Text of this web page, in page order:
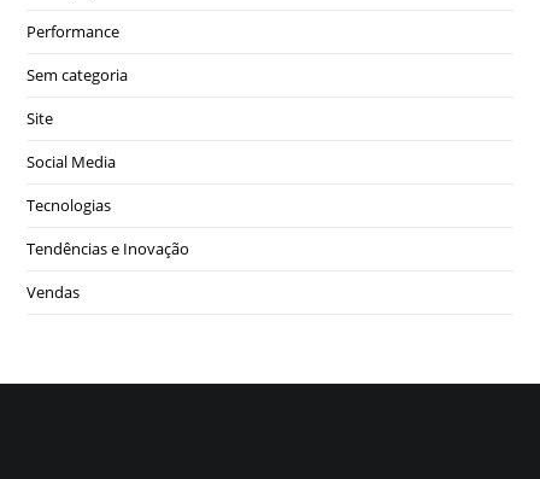
Performance
Sem categoria
Site
Social Media
Tecnologias
Tendências e Inovação
Vendas